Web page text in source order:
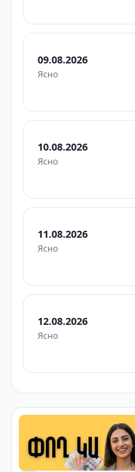
09.08.2026
Ясно
10.08.2026
Ясно
11.08.2026
Ясно
12.08.2026
Ясно